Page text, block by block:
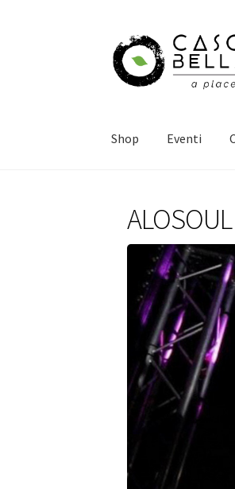
Vai
alla
navigazione
Vai
al
contenuto
Shop Eventi
ALOSOUL